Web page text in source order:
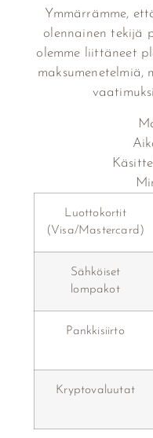
Ymmärrämme,
olennainen tekijä
olemme liittäneet
Luottokortit
(Visa/Mastercard)
Sähköiset
lompakot
Pankkisiirto
Kryptovaluutat